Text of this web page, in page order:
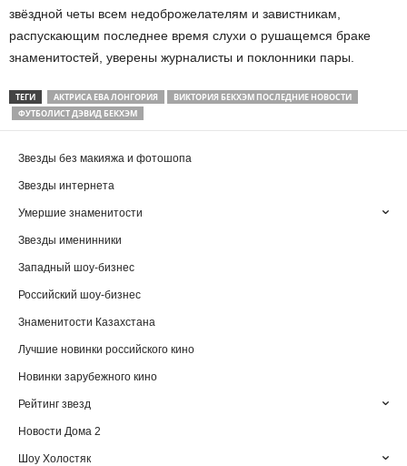
звёздной четы всем недоброжелателям и завистникам,
распускающим последнее время слухи о рушащемся браке
знаменитостей, уверены журналисты и поклонники пары.
ТЕГИ АКТРИСА ЕВА ЛОНГОРИЯ
ВИКТОРИЯ БЕКХЭМ ПОСЛЕДНИЕ НОВОСТИ
ФУТБОЛИСТ ДЭВИД БЕКХЭМ
Звезды без макияжа и фотошопа
Звезды интернета
Умершие знаменитости
Звезды именинники
Западный шоу-бизнес
Российский шоу-бизнес
Знаменитости Казахстана
Лучшие новинки российского кино
Новинки зарубежного кино
Рейтинг звезд
Новости Дома 2
Шоу Холостяк